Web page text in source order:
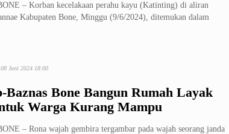
– Korban kecelakaan perahu kayu (Katinting) di aliran
Kabupaten Bone, Minggu (9/6/2024), ditemukan dalam
Baznas Bone Bangun Rumah Layak
Warga Kurang Mampu
08 Juni 2024 18:00
– Rona wajah gembira tergambar pada wajah seorang janda